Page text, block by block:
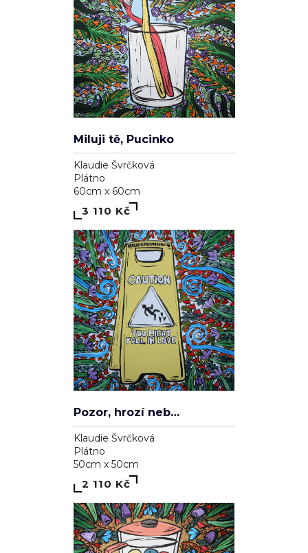
Miluji tě, Pucinko
Klaudie Švrčková
Plátno
60cm x 60cm
3 110 Kč
Pozor, hrozí nebezpečí zamilování se
Klaudie Švrčková
Plátno
50cm x 50cm
2 110 Kč